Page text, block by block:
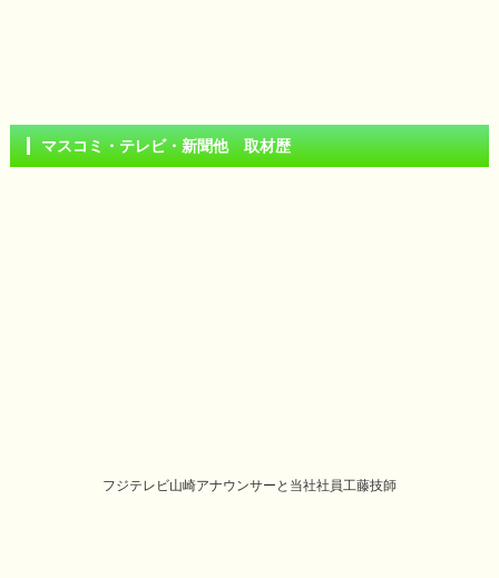
マスコミ・テレビ・新聞他 取材歴
フジテレビ山崎アナウンサーと当社社員工藤技師